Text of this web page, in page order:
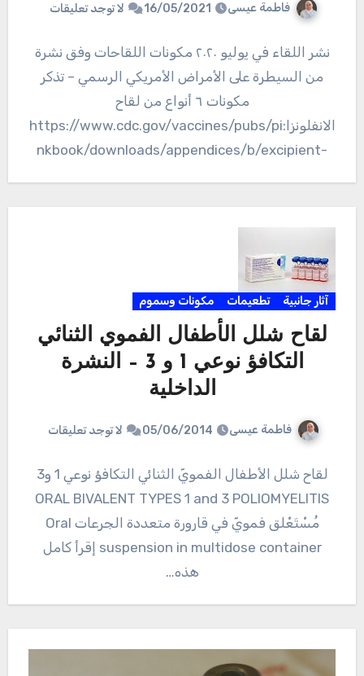
فاطمة عيسى 16/05/2021 لا توجد تعليقات
نشر اللقاء في يوليو ٢٠٢٠ مكونات اللقاحات وفق نشرة
من السيطرة على الأمراض الأمريكي الرسمي – تذكر
مكونات ٦ أنواع من لقاح
الانفلونزا:https://www.cdc.gov/vaccines/pubs/pi
nkbook/downloads/appendices/b/excipient-
آثار جانبية تطعيمات مكونات وسموم
لقاح شلل الأطفال الفموي الثنائي
التكافؤ نوعي 1 و 3 – النشرة
الداخلية
فاطمة عيسى 05/06/2014 لا توجد تعليقات
لقاح شلل الأطفال الفمويّ الثنائي التكافؤ نوعي 1 و3
ORAL BIVALENT TYPES 1 and 3 POLIOMYELITIS
مُسْتَعْلق فمويّ في قارورة متعددة الجرعات Oral
suspension in multidose container إقرأ كامل
هذه…